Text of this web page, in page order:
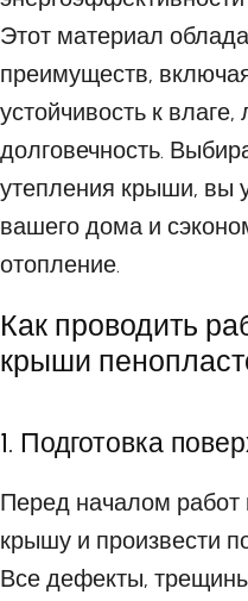
Этот материал
преимуществ,
устойчивость к
долговечность.
утепления крыши, вы
вашего дома и
отопление.
Как проводить
крыши
1. Подготовка
Перед началом работ
крышу и произвести
Все дефекты,